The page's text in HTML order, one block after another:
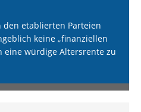
den etablierten Parteien
keine „finanziellen
eine würdige Altersrente zu